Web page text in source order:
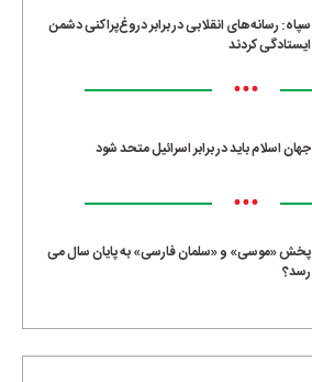
سپاه: رسانه‌های انقلابی در برابر دروغ‌پراکنی دشمن
ایستادگی کردند
•••
جهان اسلام باید در برابر اسرائیل متحد شود
•••
پخش «موسی» و «سلمان فارسی» به پایان سال می
رسد؟